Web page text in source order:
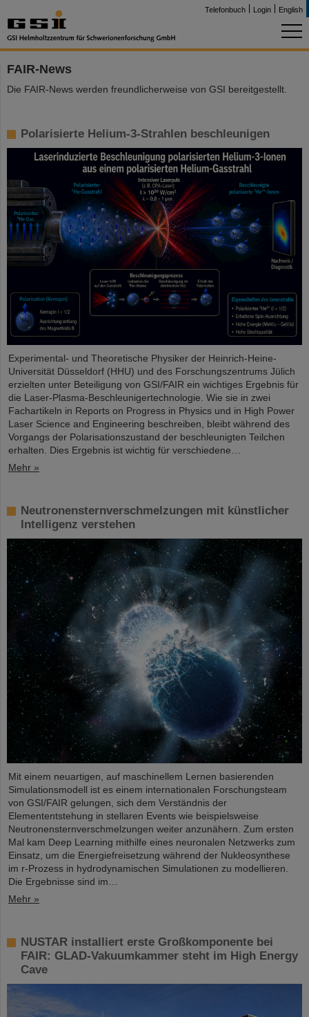
Telefonbuch Login English
FAIR-News
Die FAIR-News werden freundlicherweise von GSI bereitgestellt.
Polarisierte Helium-3-Strahlen beschleunigen
Experimental- und Theoretische Physiker der Heinrich-Heine-
Universität Düsseldorf (HHU) und des Forschungszentrums Jülich
erzielten unter Beteiligung von GSI/FAIR ein wichtiges Ergebnis für
die Laser-Plasma-Beschleunigertechnologie. Wie sie in zwei
Fachartikeln in Reports on Progress in Physics und in High Power
Laser Science and Engineering beschreiben, bleibt während des
Vorgangs der Polarisationszustand der beschleunigten Teilchen
erhalten. Dies Ergebnis ist wichtig für verschiedene…
Mehr »
Neutronensternverschmelzungen mit künstlicher
Intelligenz verstehen
Mit einem neuartigen, auf maschinellem Lernen basierenden
Simulationsmodell ist es einem internationalen Forschungsteam
von GSI/FAIR gelungen, sich dem Verständnis der
Elemententstehung in stellaren Events wie beispielsweise
Neutronensternverschmelzungen weiter anzunähern. Zum ersten
Mal kam Deep Learning mithilfe eines neuronalen Netzwerks zum
Einsatz, um die Energiefreisetzung während der Nukleosynthese
im r-Prozess in hydrodynamischen Simulationen zu modellieren.
Die Ergebnisse sind im…
Mehr »
NUSTAR installiert erste Großkomponente bei
FAIR: GLAD-Vakuumkammer steht im High Energy
Cave